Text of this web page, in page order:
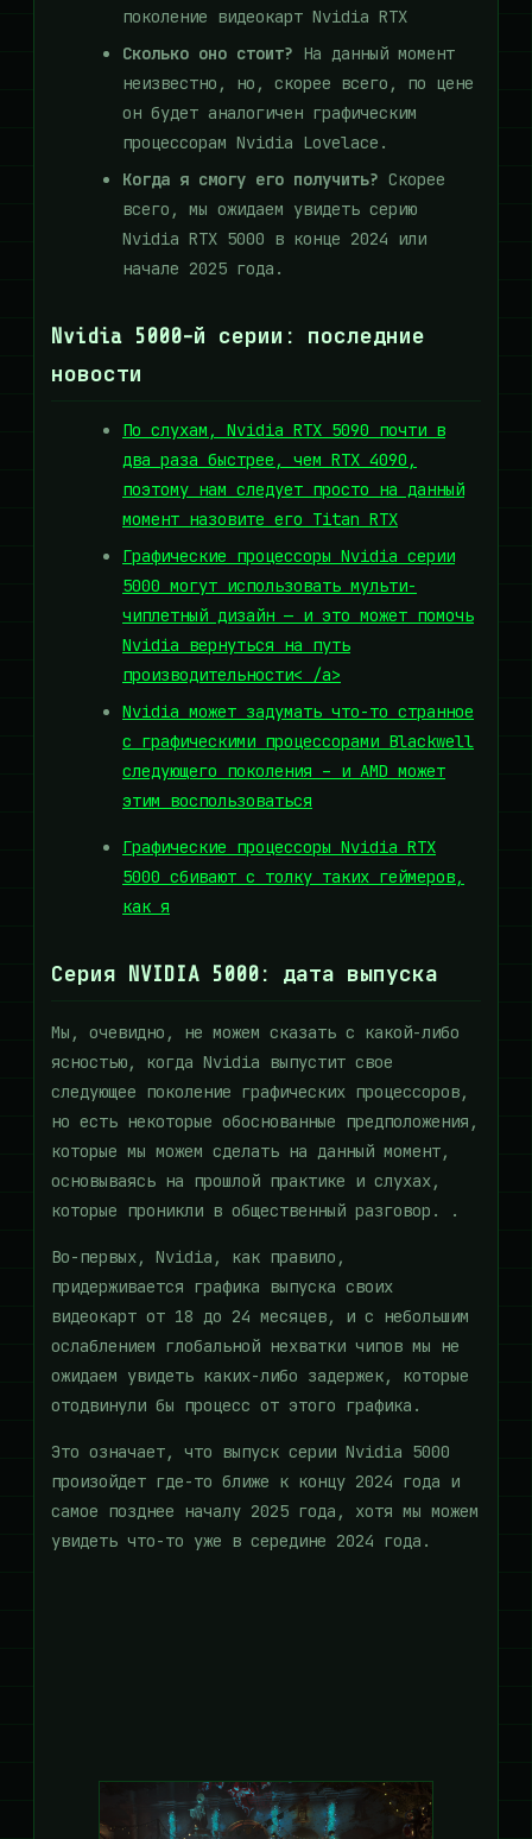
поколение видеокарт Nvidia RTX
Сколько оно стоит? На данный момент
неизвестно, но, скорее всего, по цене
он будет аналогичен графическим
процессорам Nvidia Lovelace.
Когда я смогу его получить? Скорее
всего, мы ожидаем увидеть серию
Nvidia RTX 5000 в конце 2024 или
начале 2025 года.
Nvidia 5000-й серии: последние
новости
По слухам, Nvidia RTX 5090 почти в
два раза быстрее, чем RTX 4090,
поэтому нам следует просто на данный
момент назовите его Titan RTX
Графические процессоры Nvidia серии
5000 могут использовать мульти-
чиплетный дизайн — и это может помочь
Nvidia вернуться на путь
производительности< /a>
Nvidia может задумать что-то странное
с графическими процессорами Blackwell
следующего поколения – и AMD может
этим воспользоваться
Графические процессоры Nvidia RTX
5000 сбивают с толку таких геймеров,
как я
Серия NVIDIA 5000: дата выпуска
Мы, очевидно, не можем сказать с какой-либо
ясностью, когда Nvidia выпустит свое
следующее поколение графических процессоров,
но есть некоторые обоснованные предположения,
которые мы можем сделать на данный момент,
основываясь на прошлой практике и слухах,
которые проникли в общественный разговор. .
Во-первых, Nvidia, как правило,
придерживается графика выпуска своих
видеокарт от 18 до 24 месяцев, и с небольшим
ослаблением глобальной нехватки чипов мы не
ожидаем увидеть каких-либо задержек, которые
отодвинули бы процесс от этого графика.
Это означает, что выпуск серии Nvidia 5000
произойдет где-то ближе к концу 2024 года и
самое позднее началу 2025 года, хотя мы можем
увидеть что-то уже в середине 2024 года.